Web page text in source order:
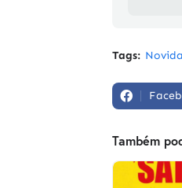
Tags:
Também